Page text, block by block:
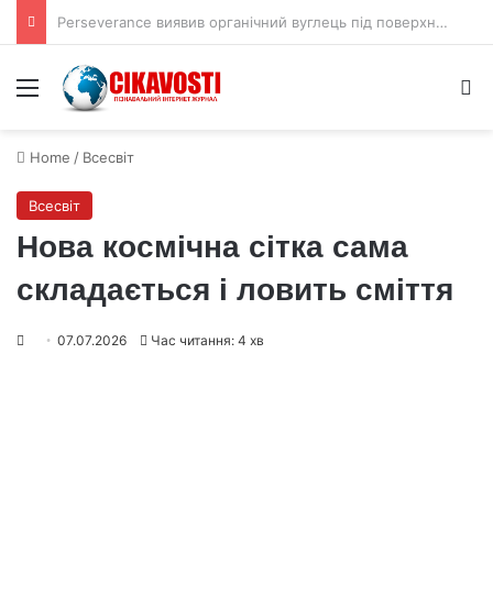
Астрономи виявили що чорні діри викидають стільки ж речовини як поглинають
Menu
Home / Всесвіт
Всесвіт
Нова космічна сітка сама
складається і ловить сміття
07.07.2026 Час читання: 4 хв